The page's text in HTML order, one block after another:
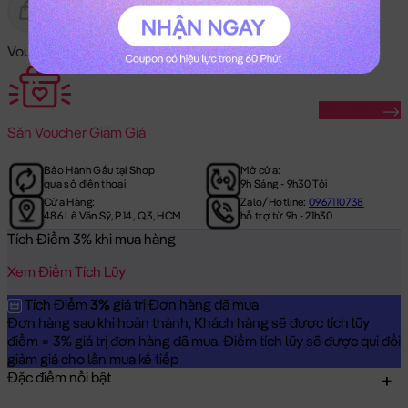
Gửi Tặng Hết Hàng
Voucher Mã Khuyến Mãi:
Săn Voucher Giảm Giá
Bảo Hành Gấu tại Shop
qua số điện thoại
Mở cửa:
9h Sáng - 9h30 Tối
Cửa Hàng:
486 Lê Văn Sỹ, P.14, Q.3, HCM
Zalo/Hotline:0967110738
hỗ trợ từ 9h - 21h30
Tích Điểm 3% khi mua hàng
Xem Điểm Tích Lũy
Tích Điểm 3% giá trị Đơn hàng đã mua
Đơn hàng sau khi hoàn thành, Khách hàng sẽ được tích lũy
điểm = 3% giá trị đơn hàng đã mua. Điểm tích lũy sẽ được qui đổi
giảm giá cho lần mua kế tiếp
Đặc điểm nổi bật